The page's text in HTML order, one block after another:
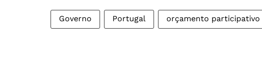
Governo Portugal orçamento participativo